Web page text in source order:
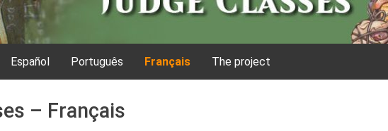
Español Português Français The project
– Français